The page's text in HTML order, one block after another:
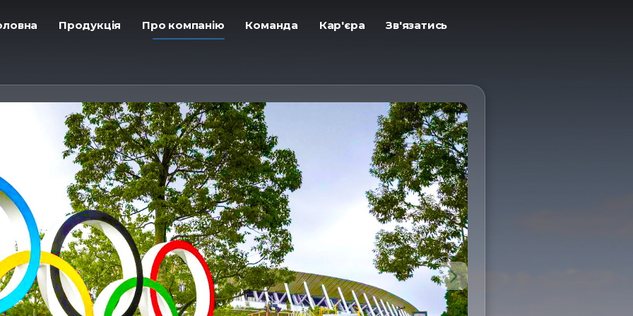
ㅤПродукція ㅤПро компанію ㅤКоманда ㅤКар'єра ㅤЗв'язатись